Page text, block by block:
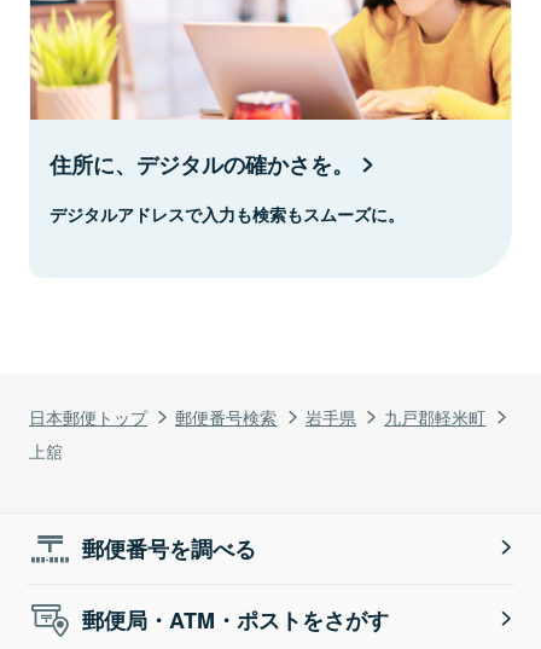
日本郵便トップ 郵便番号検索 岩手県
九戸郡軽米町
上舘
住所に、デジタルの確かさを。
デジタルアドレスで入力も検索もスムーズに。
郵便番号を調べる
郵便局・ATM・ポストをさがす